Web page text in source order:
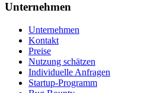
Unternehmen
Unternehmen
Kontakt
Preise
Nutzung schätzen
Individuelle Anfragen
Startup-Programm